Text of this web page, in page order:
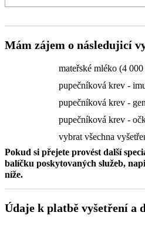
Mám zájem o následujicí
mateřské mléko (4
pupečníková krev -
pupečníková krev -
pupečníková krev -
vybrat všechna
Pokud si přejete provést další
balíčku poskytovaných služeb,
níže.
Údaje k platbě vyšetření a